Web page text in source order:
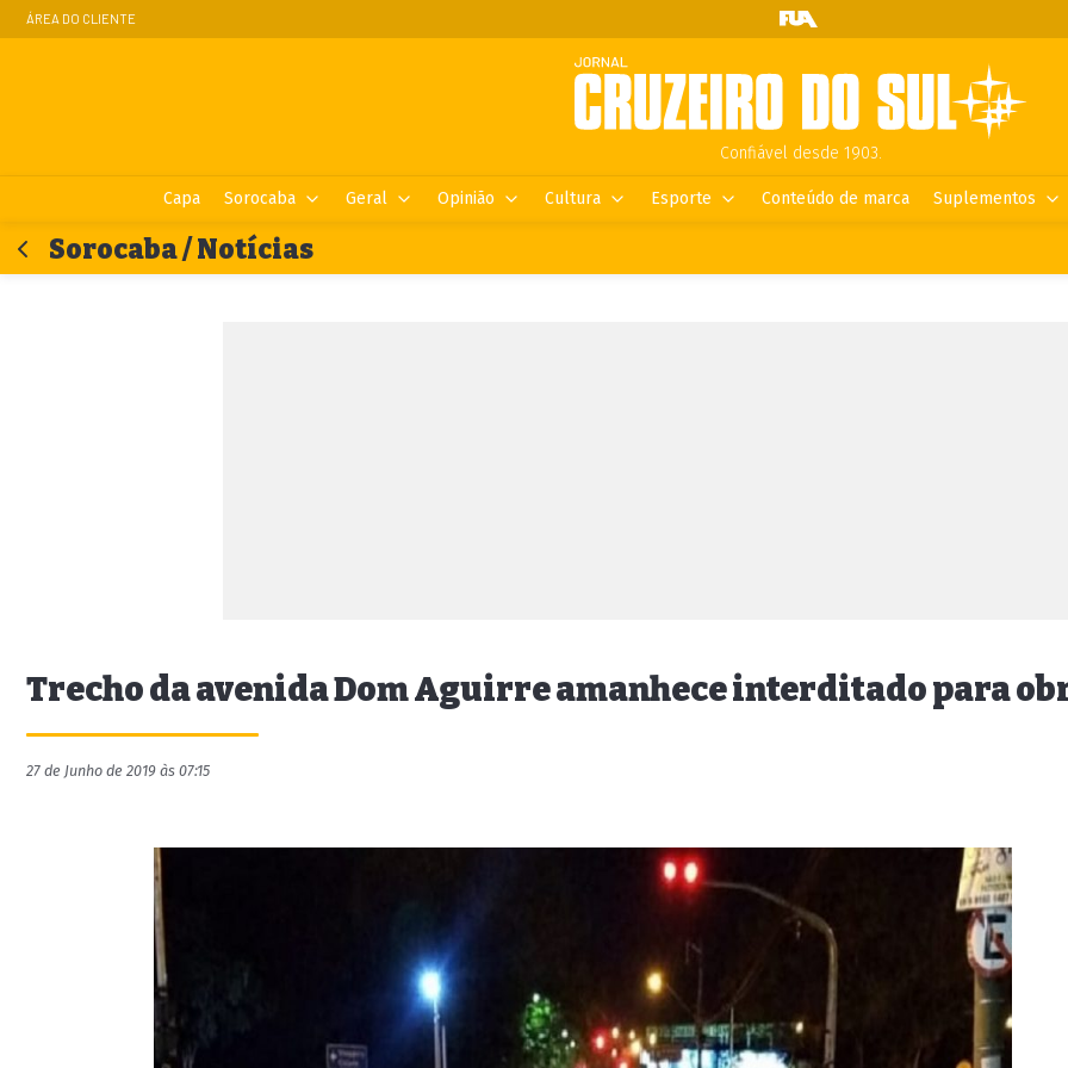
ÁREA DO CLIENTE
Confiável desde 1903.
Capa Sorocaba Geral Opinião Cultura Esporte Conteúdo de marca Suplementos
Sorocaba / Notícias
Trecho da avenida Dom Aguirre amanhece interditado para
27 de Junho de 2019 às 07:15